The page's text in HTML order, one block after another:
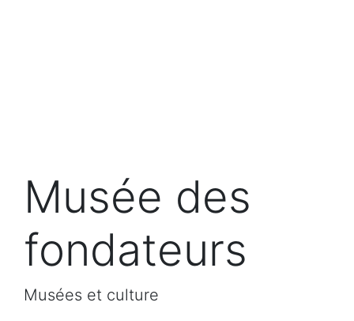
Musée des
fondateurs
Musées et culture